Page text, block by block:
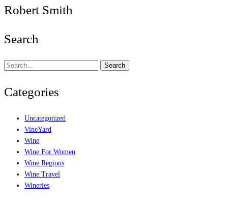
Robert Smith
Search
Search
Categories
Uncategorized
VineYard
Wine
Wine For Women
Wine Regions
Wine Travel
Wineries